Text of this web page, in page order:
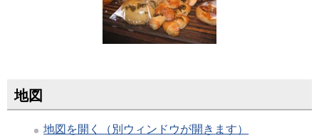
地図
地図を開く（別ウィンドウが開きます）